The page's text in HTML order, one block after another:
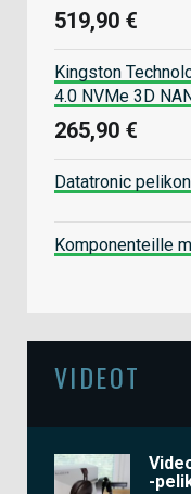
519,90 €
Kingston
4.0 NVMe 3D
265,90 €
Datatronic
Komponenteille
VIDEOT
-